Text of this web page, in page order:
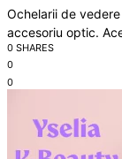
Ochelarii de
accesoriu optic.
0 SHARES
0
0